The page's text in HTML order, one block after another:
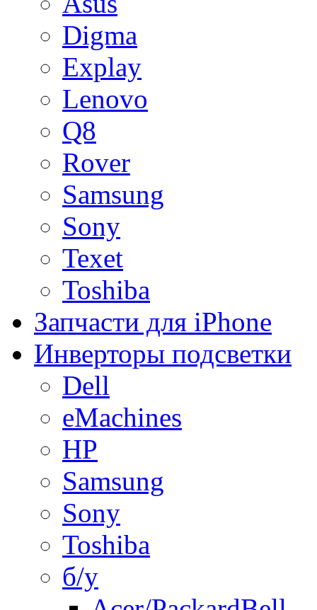
Digma
Explay
Lenovo
Q8
Rover
Samsung
Sony
Texet
Toshiba
Запчасти для iPhone
Инверторы подсветки
Dell
eMachines
HP
Samsung
Sony
Toshiba
б/у